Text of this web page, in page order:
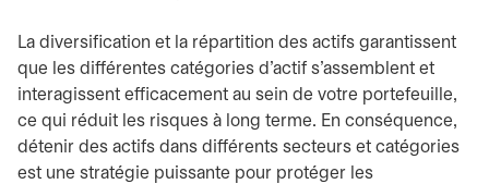
La diversification et la répartition des actifs garantissent
que les différentes catégories d'actif s'assemblent et
interagissent efficacement au sein de votre portefeuille,
ce qui réduit les risques à long terme. En conséquence,
détenir des actifs dans différents secteurs et catégories
est une stratégie puissante pour protéger les